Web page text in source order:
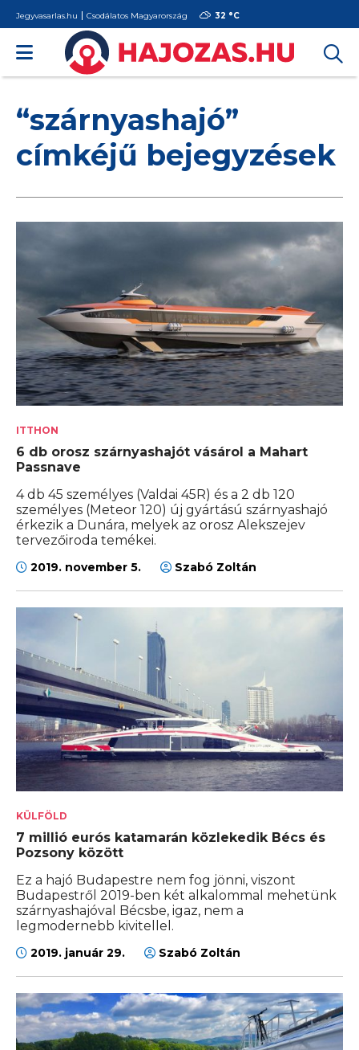
Jegyvasarlas.hu Csodálatos Magyarország 32 °C
“szárnyashajó”
címkéjű bejegyzések
ITTHON
6 db orosz szárnyashajót vásárol a Mahart
Passnave
4 db 45 személyes (Valdai 45R) és a 2 db 120
személyes (Meteor 120) új gyártású szárnyashajó
érkezik a Dunára, melyek az orosz Alekszejev
tervezőiroda temékei.
2019. november 5. Szabó Zoltán
KÜLFÖLD
7 millió eurós katamarán közlekedik Bécs és
Pozsony között
Ez a hajó Budapestre nem fog jönni, viszont
Budapestről 2019-ben két alkalommal mehetünk
szárnyashajóval Bécsbe, igaz, nem a
legmodernebb kivitellel.
2019. január 29. Szabó Zoltán